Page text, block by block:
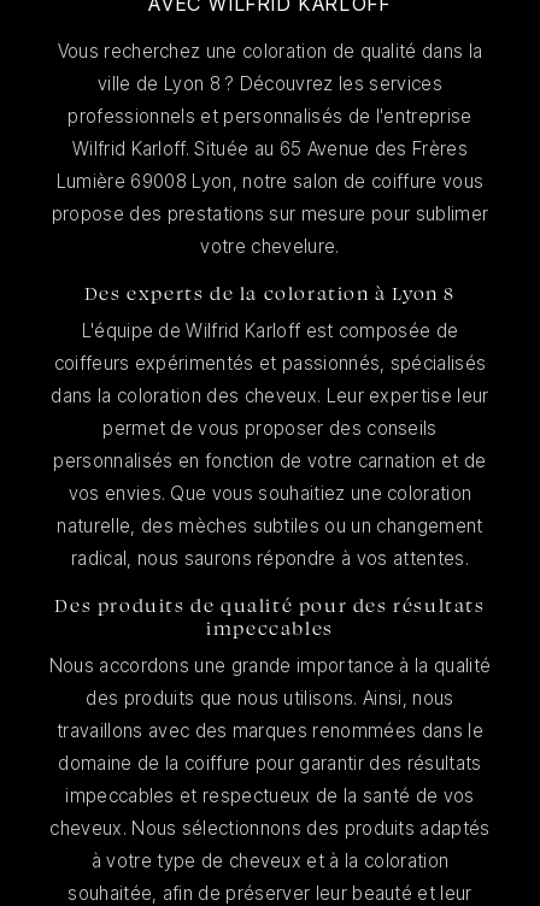
Vous recherchez une coloration de qualité dans la
ville de Lyon 8 ? Découvrez les services
professionnels et personnalisés de l'entreprise
Wilfrid Karloff. Située au 65 Avenue des Frères
Lumière 69008 Lyon, notre salon de coiffure vous
propose des prestations sur mesure pour sublimer
votre chevelure.
Des experts de la coloration à Lyon 8
L'équipe de Wilfrid Karloff est composée de
coiffeurs expérimentés et passionnés, spécialisés
dans la coloration des cheveux. Leur expertise leur
permet de vous proposer des conseils
personnalisés en fonction de votre carnation et de
vos envies. Que vous souhaitiez une coloration
naturelle, des mèches subtiles ou un changement
radical, nous saurons répondre à vos attentes.
Des produits de qualité pour des résultats
impeccables
Nous accordons une grande importance à la qualité
des produits que nous utilisons. Ainsi, nous
travaillons avec des marques renommées dans le
domaine de la coiffure pour garantir des résultats
impeccables et respectueux de la santé de vos
cheveux. Nous sélectionnons des produits adaptés
à votre type de cheveux et à la coloration
souhaitée, afin de préserver leur beauté et leur